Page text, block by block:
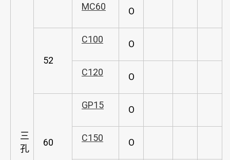
三
孔
MC60 O
52
C100 O
C120 O
60
GP15 O
C150 O